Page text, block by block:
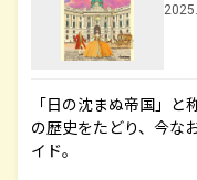
「日の沈まぬ帝国」
の歴史をたどり、今な
イド。